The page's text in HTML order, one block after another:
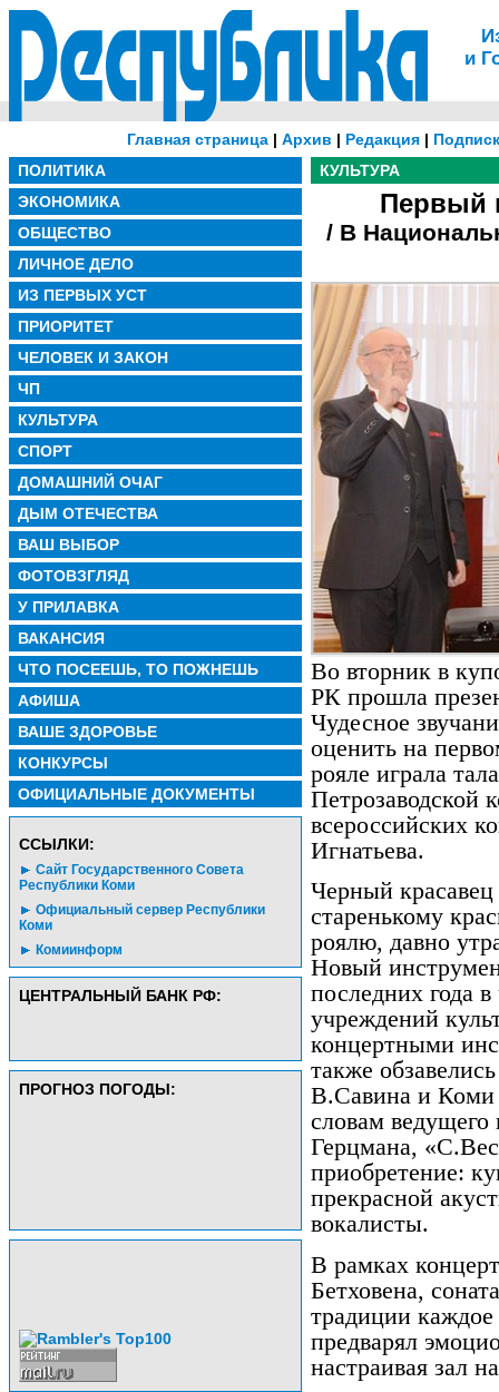
и
Главная страница| Архив | Редакция|
ПОЛИТИКА
ЭКОНОМИКА
ОБЩЕСТВО
ЛИЧНОЕ ДЕЛО
ИЗ ПЕРВЫХ УСТ
ПРИОРИТЕТ
ЧЕЛОВЕК И ЗАКОН
ЧП
КУЛЬТУРА
СПОРТ
ДОМАШНИЙ ОЧАГ
ДЫМ ОТЕЧЕСТВА
ВАШ ВЫБОР
ФОТОВЗГЛЯД
У ПРИЛАВКА
ВАКАНСИЯ
ЧТО ПОСЕЕШЬ, ТО ПОЖНЕШЬ
АФИША
ВАШЕ ЗДОРОВЬЕ
КОНКУРСЫ
ОФИЦИАЛЬНЫЕ ДОКУМЕНТЫ
CСЫЛКИ:
Сайт Государственного Совета
Республики Коми
Официальный сервер Республики
Коми
Комиинформ
ЦЕНТРАЛЬНЫЙ БАНК РФ:
ПРОГНОЗ ПОГОДЫ:
КУЛЬТУРА
Первый
/ В
Во вторник в
РК прошла
Чудесное
оценить на
рояле играла
Петрозаводской
всероссийских
Игнатьева.
Черный
старенькому
роялю, давно
Новый
последних года
учреждений
концертными
также
В.Савина и Коми
словам
Герцмана,
приобретение:
прекрасной
вокалисты.
В рамках
Бетховена,
традиции
предварял
настраивая зал